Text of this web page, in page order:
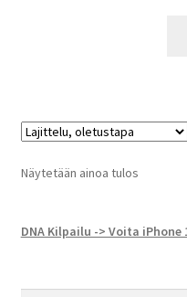
Näytetään ainoa tulos
DNA Kilpailu -> Voita iPhone